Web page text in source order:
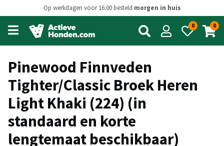
Op werkdagen voor 16:00 besteld morgen in huis
Open
main
menu
0 0
Pinewood Finnveden
Tighter/Classic Broek Heren
Light Khaki (224) (in
standaard en korte
lengtemaat beschikbaar)